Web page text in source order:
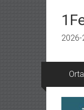
2026-